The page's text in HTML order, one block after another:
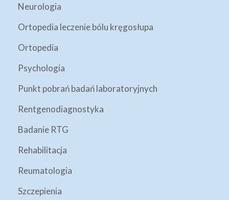
Neurologia
Ortopedia leczenie bólu kręgosłupa
Ortopedia
Psychologia
Punkt pobrań badań laboratoryjnych
Rentgenodiagnostyka
Badanie RTG
Rehabilitacja
Reumatologia
Szczepienia